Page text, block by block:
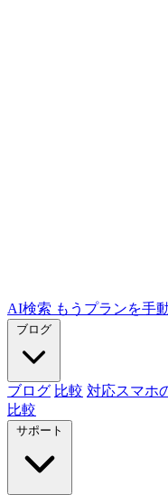
AI検索 もうプランを手
ブログ
ブログ 比較 対応スマホ
比較
サポート